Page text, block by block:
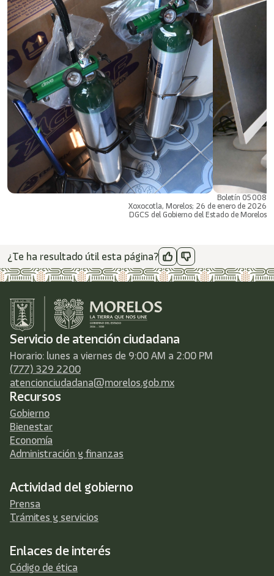
Boletín 05008
Xoxocotla, Morelos; 26 de enero de 2026
DGCS del Gobierno del Estado de Morelos
¿Te ha resultado útil esta página?
Servicio de atención ciudadana
Horario: lunes a viernes de 9:00 AM a 2:00 PM
(777) 329 2200
atencionciudadana@morelos.gob.mx
Recursos
Gobierno
Bienestar
Economía
Administración y finanzas
Actividad del gobierno
Prensa
Trámites y servicios
Enlaces de interés
Código de ética